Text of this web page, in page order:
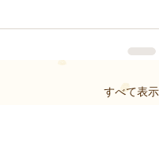
すべて表示